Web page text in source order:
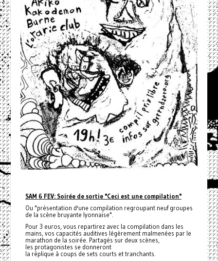
SAM 6 FEV: Soirée de sortie "Ceci est une compilation"
Ou "présentation d'une compilation regroupant neuf groupes
de la scène bruyante lyonnaise".
Pour 3 euros, vous repartirez avec la compilation dans les
mains, vos capacités auditives légèrement malmenées par le
marathon de la soirée. Partagés sur deux scènes,
les protagonistes se donneront
la réplique à coups de sets courts et tranchants.